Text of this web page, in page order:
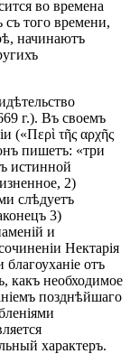
во времена
того времени,
начинаютъ
г.). Въ своемъ
(«Περὶ τῆς αρχῆς
пишетъ: «три
истинной
2)
слѣдуетъ
3)
и
Нектарія
отъ
какъ необходимое
позднѣйшаго
характеръ.